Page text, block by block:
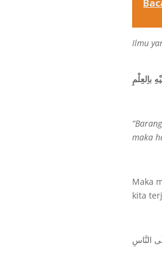
Ilmu
باِلعِلْمِ
maka
Maka
kita
النَّاسِ